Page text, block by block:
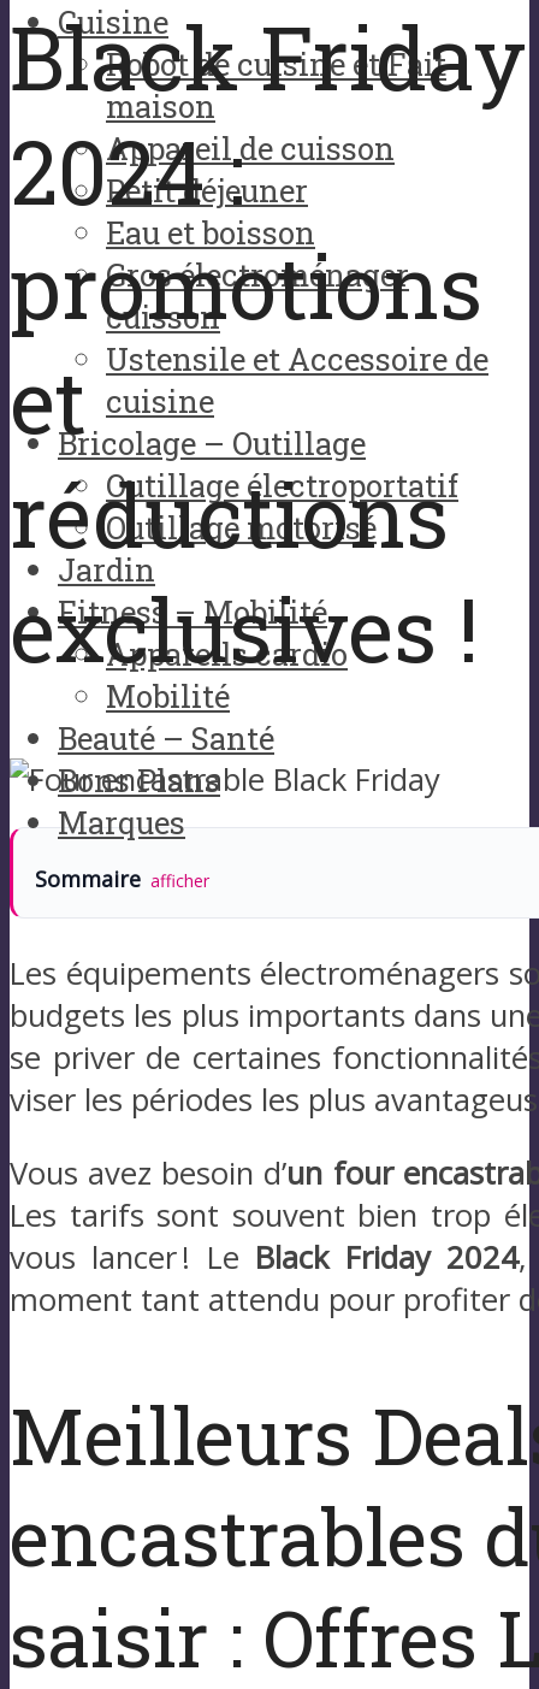
Cuisine
Robot de cuisine et Fait
maison
Appareil de cuisson
Petit déjeuner
Eau et boisson
Gros électroménager
cuisson
Ustensile et Accessoire de
cuisine
Bricolage – Outillage
Outillage électroportatif
Outillage motorisé
Jardin
Fitness – Mobilité
Appareils cardio
Mobilité
Beauté – Santé
Bons Plans
Marques
Black Friday
2024 :
promotions
et
réductions
exclusives !
Sommaire afficher
Les équipements électroménagers
budgets les plus importants dans
se priver de certaines
viser les périodes les plus
Vous avez besoin d’un four
Les tarifs sont souvent bien trop
vous lancer ! Le Black Friday 2024,
moment tant attendu pour profiter
Meilleurs
encastrables
saisir : Offres